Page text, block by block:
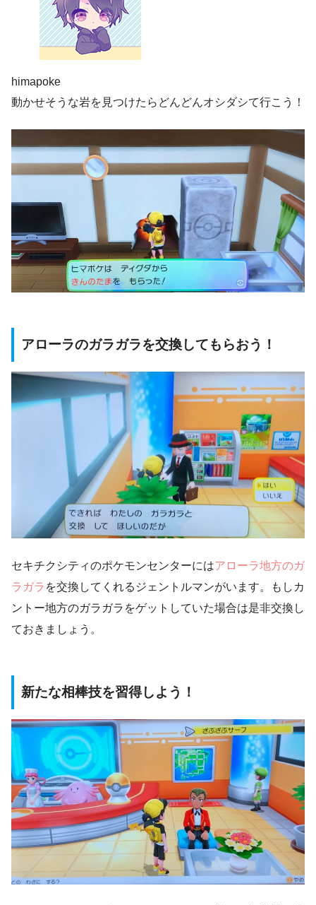
himapoke
動かせそうな岩を見つけたらどんどんオシダシて行こう！
アローラのガラガラを交換してもらおう！
セキチクシティのポケモンセンターにはアローラ地方のガ
ラガラ を交換してくれるジェントルマンがいます。もしカ
ントー地方のガラガラをゲットしていた場合は是非交換し
ておきましょう。
新たな相棒技を習得しよう！